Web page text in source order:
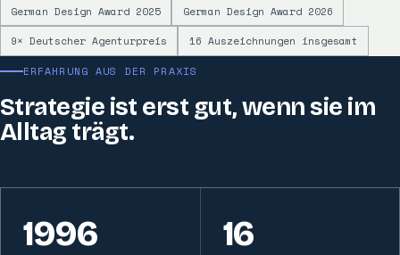
German Design Award 2025
German Design Award 2026
9× Deutscher Agenturpreis
16 Auszeichnungen insgesamt
ERFAHRUNG AUS DER PRAXIS
Strategie ist erst gut, wenn sie im
Alltag trägt.
1996 16